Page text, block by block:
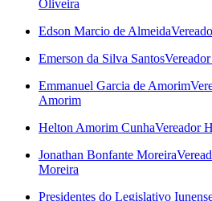
Oliveira
Edson Marcio de Almeida
Emerson da Silva Santos
Emmanuel Garcia de Amorim
Amorim
Helton Amorim CunhaVereador
Jonathan Bonfante Moreira
Moreira
Presidentes do Legislativo